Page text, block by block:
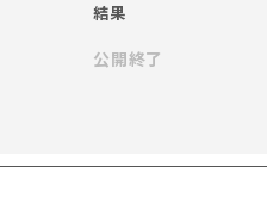
結果
公開終了